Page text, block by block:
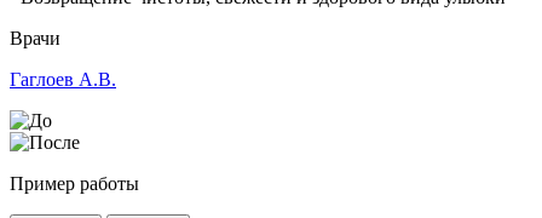
Врачи
Гаглоев А.В.
Пример работы